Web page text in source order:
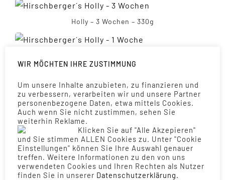
Holly – 3 Wochen – 330g
Holly – 1 Tag – 130g
MEINE GESCHWISTER
Hirschberger’s Helena Hirschberger’s Hannah
WIR MÖCHTEN IHRE ZUSTIMMUNG
Um unsere Inhalte anzubieten, zu finanzieren und
zu verbessern, verarbeiten wir und unsere Partner
personenbezogene Daten, etwa mittels Cookies.
Auch wenn Sie nicht zustimmen, sehen Sie
weiterhin Reklame.
Klicken Sie auf "Alle Akzepieren"
und Sie stimmen ALLEN Cookies zu. Unter "Cookie
Einstellungen" können Sie Ihre Auswahl genauer
treffen. Weitere Informationen zu den von uns
verwendeten Cookies und Ihren Rechten als Nutzer
finden Sie in unserer Daten­schutz­erklärung.